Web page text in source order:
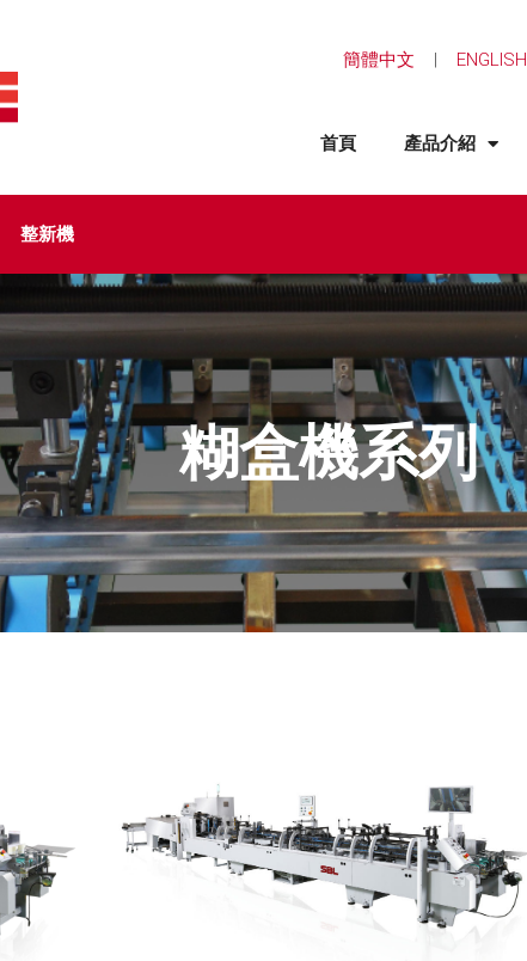
簡體中文 | ENGLISH
首頁 產品介紹
整新機
糊盒機系列